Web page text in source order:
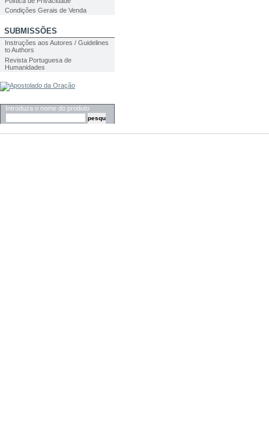
Condições Gerais de Venda
SUBMISSÕES
Instruções aos Autores / Guidelines
to Authors
Revista Portuguesa de
Humanidades
Introduza o nome do produto